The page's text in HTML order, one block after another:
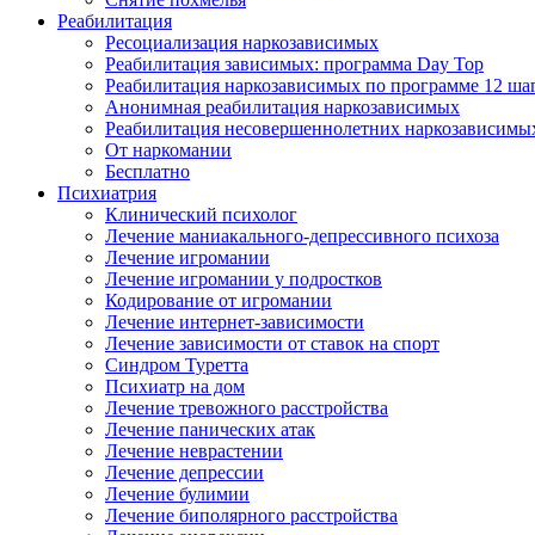
Реабилитация
Ресоциализация наркозависимых
Реабилитация зависимых: программа Day Top
Реабилитация наркозависимых по программе 12
Анонимная реабилитация наркозависимых
Реабилитация несовершеннолетних
От наркомании
Бесплатно
Психиатрия
Клинический психолог
Лечение маниакального-депрессивного психоза
Лечение игромании
Лечение игромании у подростков
Кодирование от игромании
Лечение интернет-зависимости
Лечение зависимости от ставок на спорт
Синдром Туретта
Психиатр на дом
Лечение тревожного расстройства
Лечение панических атак
Лечение неврастении
Лечение депрессии
Лечение булимии
Лечение биполярного расстройства